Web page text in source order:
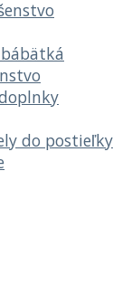
do postieľky